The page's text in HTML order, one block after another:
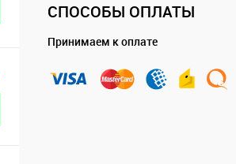
СПОСОБЫ ОПЛАТЫ
Принимаем к оплате